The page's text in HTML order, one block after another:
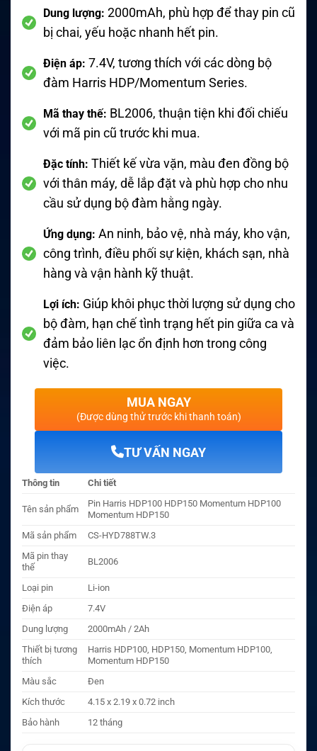
Dung lượng: 2000mAh, phù hợp để thay pin cũ
bị chai, yếu hoặc nhanh hết pin.
Điện áp: 7.4V, tương thích với các dòng bộ
đàm Harris HDP/Momentum Series.
Mã thay thế: BL2006, thuận tiện khi đối chiếu
với mã pin cũ trước khi mua.
Đặc tính: Thiết kế vừa vặn, màu đen đồng bộ
với thân máy, dễ lắp đặt và phù hợp cho nhu
cầu sử dụng bộ đàm hằng ngày.
Ứng dụng: An ninh, bảo vệ, nhà máy, kho vận,
công trình, điều phối sự kiện, khách sạn, nhà
hàng và vận hành kỹ thuật.
Lợi ích: Giúp khôi phục thời lượng sử dụng cho
bộ đàm, hạn chế tình trạng hết pin giữa ca và
đảm bảo liên lạc ổn định hơn trong công
việc.
MUA NGAY
(Được dùng thử trước khi thanh toán)
TƯ VẤN NGAY
Thông tin Chi tiết
Tên sản phẩm
Pin Harris HDP100 HDP150 Momentum HDP100
Momentum HDP150
Mã sản phẩm
CS-HYD788TW.3
Mã pin thay
thế
BL2006
Loại pin
Li-ion
Điện áp
7.4V
Dung lượng
2000mAh / 2Ah
Thiết bị tương
thích
Harris HDP100, HDP150, Momentum HDP100,
Momentum HDP150
Màu sắc
Đen
Kích thước
4.15 x 2.19 x 0.72 inch
Bảo hành
12 tháng